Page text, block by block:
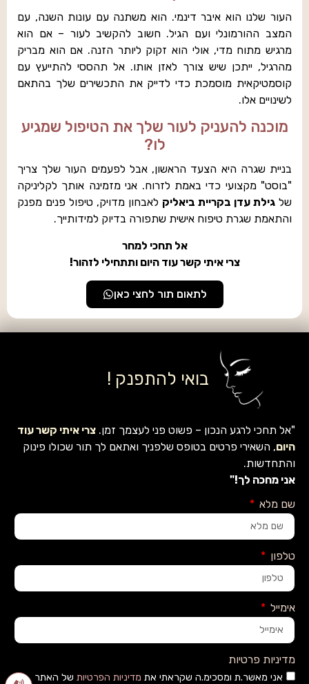
העור שלנו הוא איבר דינמי. הוא משתנה עם עונות השנה, עם
המצב ההורמונלי ועם הגיל. חשוב להקשיב לעור – אם הוא
מרגיש מתוח מדי, אולי הוא זקוק ליותר הזנה. אם הוא מבריק
מהרגיל, ייתכן שיש צורך לאזן אותו. אל תהססי להתייעץ עם
קוסמטיקאית מוסמכת כדי לדייק את התכשירים שלך בהתאם
לשינויים אלו.
מוכנה להעניק לעור שלך את הטיפול שמגיע
לו?
בניית שגרה היא הצעד הראשון, אבל לפעמים העור שלך צריך
"בוסט" מקצועי כדי באמת לזרוח. אני מזמינה אותך לקליניקה
של גילת עדן בקריית ביאליק לאבחון מדויק, טיפול פנים מפנק
והתאמת שגרת טיפוח אישית שתפורה בדיוק למידותייך.
אל תחכי למחר
צרי איתי קשר עוד היום ותתחילי לזהור!
לתאום תור לחצי כאן
בואי להתפנק !
"אל תחכי לרגע הנכון – פשוט פני לעצמך זמן. צרי איתי קשר עוד
היום, השאירי פרטים בטופס שלפניך ואתאם לך תור שכולו פינוק
והתחדשות.
אני מחכה לך!"
שם מלא
טלפון
אימייל
מדיניות פרטיות
אני מאשר.ת ומסכימ.ה שקראתי את מדיניות הפרטיות של האתר